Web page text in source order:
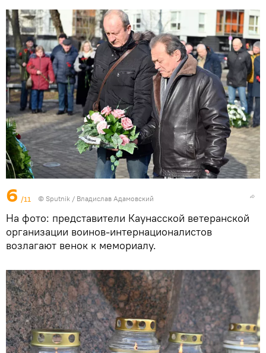
6 /11 © Sputnik / Владислав Адамовский
На фото: представители Каунасской ветеранской
организации воинов-интернационалистов
возлагают венок к мемориалу.